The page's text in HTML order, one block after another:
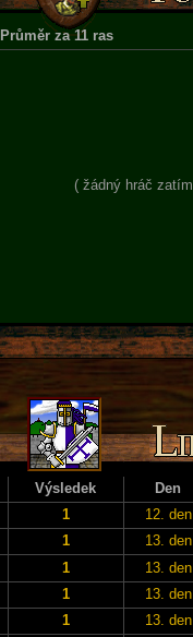
Průměr za 11 ras
( žádný hráč
Výsledek
Den
1
12. den
1
13. den
1
13. den
1
13. den
1
13. den